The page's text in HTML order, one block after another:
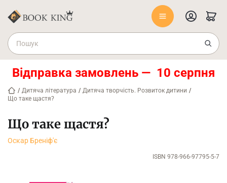
Відправка замовлень — 10 серпня
/ Дитяча література / Дитяча творчість. Розвиток дитини /
Що таке щастя?
Що таке щастя?
Оскар Бреніф'є
ISBN 978-966-97795-5-7